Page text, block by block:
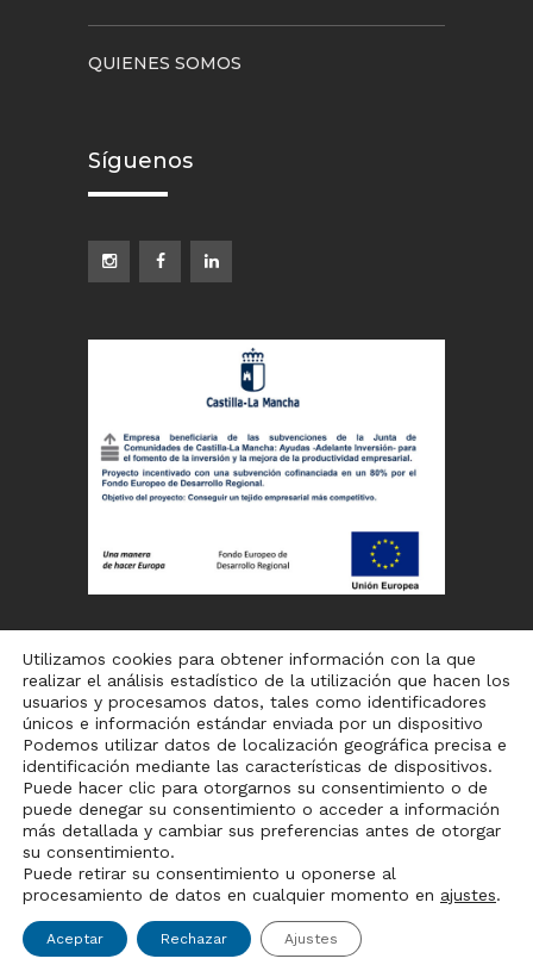
QUIENES SOMOS
Síguenos
Aviso legal –Política de cookies– Desarrollado por
Natanael
El catálogo de productos puede sufrir variaciones en los
próximos días, disculpen las molestiasDescartar
Utilizamos cookies para obtener información con la que
realizar el análisis estadístico de la utilización que hacen los
usuarios y procesamos datos, tales como identificadores
únicos e información estándar enviada por un dispositivo
Podemos utilizar datos de localización geográfica precisa e
identificación mediante las características de dispositivos.
Puede hacer clic para otorgarnos su consentimiento o de
puede denegar su consentimiento o acceder a información
más detallada y cambiar sus preferencias antes de otorgar
su consentimiento.
Puede retirar su consentimiento u oponerse al
procesamiento de datos en cualquier momento en ajustes.
Aceptar Rechazar Ajustes